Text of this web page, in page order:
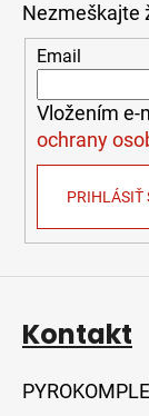
Nezmeškajte
Email
Vložením e-
ochrany
PRIHLÁSIŤ
Kontakt